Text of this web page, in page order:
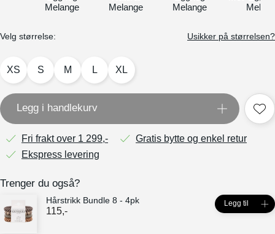
Melange
Melange
Melange
Mel
Velg størrelse: Usikker på størrelsen?
XS S M L XL
Legg i handlekurv
Fri frakt over 1 299,-
Gratis bytte og enkel retur
Ekspress levering
Trenger du også?
Hårstrikk Bundle 8 - 4pk
115,-
Legg til